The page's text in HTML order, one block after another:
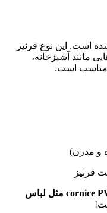
مانند آشپزخانه،
مناسب است.
و مدرن)
قرنیز
cornice PVC مثل لباس